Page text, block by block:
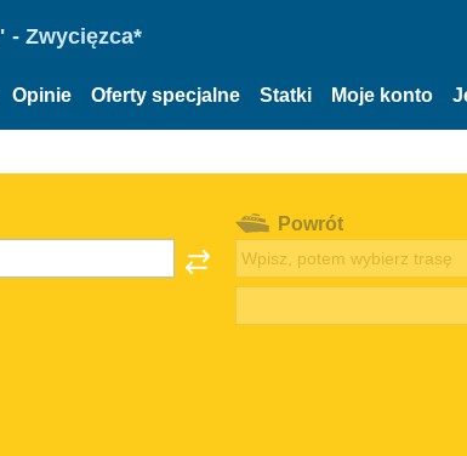
- Zwycięzca*
Opinie Oferty specjalne Statki Moje konto
Powrót